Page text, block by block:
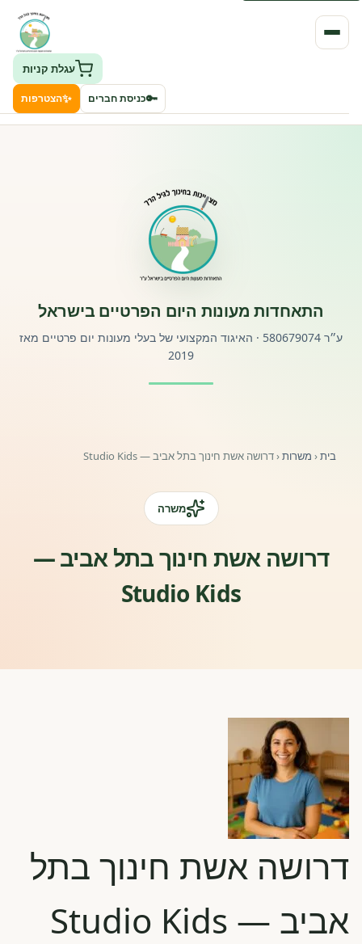
פורטל לוח מודעות דרושים עובדים
השתלמויות וקורסים לגננות ולצוותי חינוך | גיל הרך 0-6
עגלת קניות
🔑כניסת חברים ✨הצטרפות
התאחדות מעונות היום הפרטיים בישראל
ע״ר 580679074 · האיגוד המקצועי של בעלי מעונות יום פרטיים מאז
2019
בית‹ משרות‹דרושה אשת חינוך בתל אביב — Studio Kids
משרה
דרושה אשת חינוך בתל אביב —
Studio Kids
דרושה אשת חינוך בתל
אביב — Studio Kids